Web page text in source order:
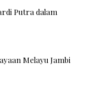
Putra dalam
Melayu Jambi